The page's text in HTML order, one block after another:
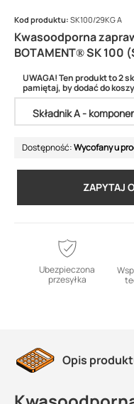
Kwasoodporna
BOTAMENT® SK 100
Kod produktu: SK100/29KG A
UWAGA! Ten produkt to 2
pamiętaj, by dodać do
Dostępność:Wycofany u
ZAPYTAJ
Ubezpieczona
przesyłka
Opis